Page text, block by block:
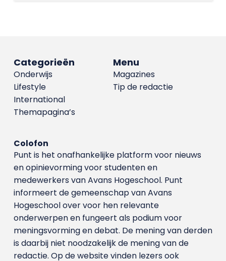
Menu
Magazines
Tip de redactie
Categorieën
Onderwijs
Lifestyle
International
Themapagina’s
Colofon
Punt is het onafhankelijke platform voor nieuws
en opinievorming voor studenten en
medewerkers van Avans Hoge­school. Punt
informeert de gemeenschap van Avans
Hogeschool over voor hen relevante
onderwerpen en fungeert als podium voor
meningsvorming en debat. De mening van derden
is daarbij niet noodzakelijk de mening van de
redactie. Op de website vinden lezers ook